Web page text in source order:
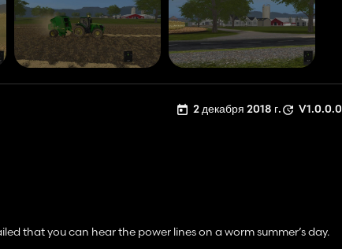
2 декабря 2018 г. V1.0.0.0
that you can hear the power lines on a worm summer’s day.